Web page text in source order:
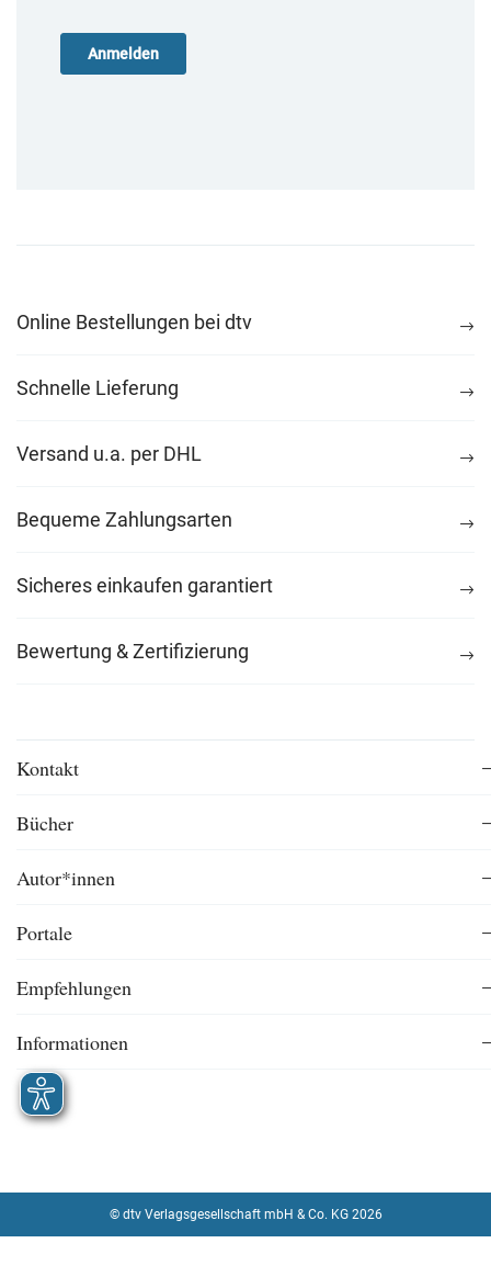
Online Bestellungen bei dtv
Schnelle Lieferung
Versand u.a. per DHL
Bequeme Zahlungsarten
Sicheres einkaufen garantiert
Bewertung & Zertifizierung
Kontakt
Bücher
Autor*innen
Portale
Empfehlungen
Informationen
© dtv Verlagsgesellschaft mbH & Co. KG 2026